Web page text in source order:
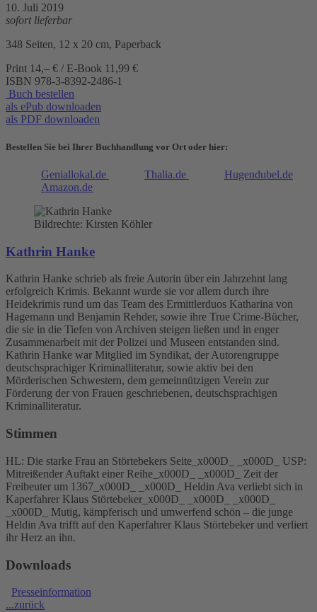
10. Juli 2019
sofort lieferbar
348 Seiten, 12 x 20 cm, Paperback
Print 14,– € / E-Book 11,99 €
ISBN 978-3-8392-2486-1
Buch bestellen
als ePub downloaden
als PDF downloaden
Bestellen Sie bei Ihrer Buchhandlung vor Ort oder hier:
Geniallokal.de Thalia.de
Hugendubel.de
Amazon.de
Bildrechte: Kirsten Köhler
Kathrin Hanke
Kathrin Hanke schrieb als freie Autorin über ein Jahrzehnt lang
erfolgreich Krimis. Bekannt wurde sie vor allem durch ihre
Heidekrimis rund um das Team des Ermittlerduos Katharina von
Hagemann und Benjamin Rehder, sowie ihre True Crime-Bücher,
die sie in die Tiefen von Archiven steigen ließen und in enger
Zusammenarbeit mit der Polizei und Museen entstanden sind.
Kathrin Hanke war Mitglied im Syndikat, der Autorengruppe
deutschsprachiger Kriminalliteratur, sowie aktiv bei den
Mörderischen Schwestern, dem gemeinnützigen Verein zur
Förderung der von Frauen geschriebenen, deutschsprachigen
Kriminalliteratur.
Stimmen
HL: Die starke Frau an Störtebekers Seite_x000D_ _x000D_ USP:
Mitreißender Auftakt einer Reihe_x000D_ _x000D_ Zeit der
Freibeuter um 1367_x000D_ _x000D_ Heldin Ava verliebt sich in
Kaperfahrer Klaus Störtebeker_x000D_ _x000D_ _x000D_
_x000D_ Mutig, kämpferisch und umwerfend schön – die junge
Heldin Ava trifft auf den Kaperfahrer Klaus Störtebeker und verliert
ihr Herz an ihn.
Downloads
Presseinformation
...zurück